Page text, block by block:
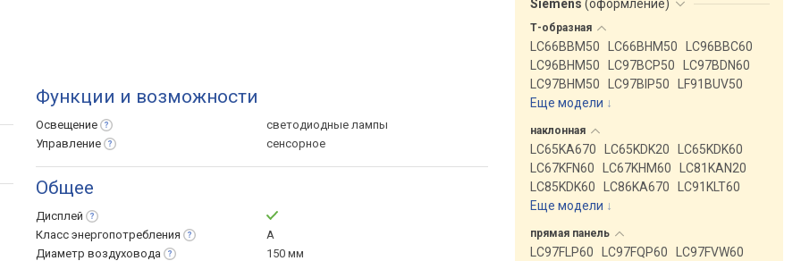
Функции и возможности
Освещение
светодиодные лампы
Управление
сенсорное
Общее
Дисплей
Класс энергопотребления
A
Диаметр воздуховода
150 мм
Siemens (оформление)
Т-образная
LC66BBM50 LC66BHM50
LC96BBC60
LC96BHM50
LC97BCP50
LC97BDN60
LC97BHM50
LC97BIP50
LF91BUV50
Еще модели ↓
наклонная
LC65KA670 LC65KDK20
LC65KDK60
LC67KFN60
LC67KHM60
LC81KAN20
LC85KDK60
LC86KA670
LC91KLT60
Еще модели ↓
прямая панель
LC97FLP60 LC97FQP60 LC97FVW60